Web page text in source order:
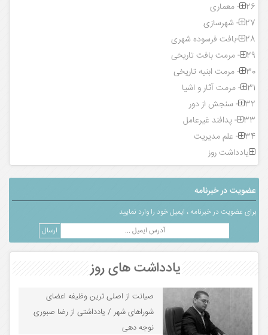
26- معماری
27- شهرسازی
28-بافت فرسوده شهری
29- مرمت بافت تاریخی
30- مرمت ابنیه تاریخی
31- مرمت آثار و اشیا
32- سنجش از دور
33- پدافند غیرعامل
34- علم مدیریت
یادداشت روز
عضویت در خبرنامه
برای عضویت در خبرنامه ، ایمیل خود را وارد نمایید
یادداشت های روز
صیانت از اصلی ترین وظیفه اعضای
شوراهای شهر / یادداشتی از رضا صبوری
نوجه دهی